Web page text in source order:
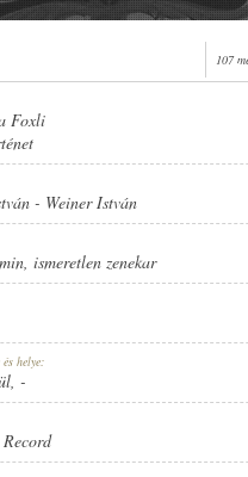
107
Foxli
- Weiner István
, ismeretlen zenekar
helye:
, -